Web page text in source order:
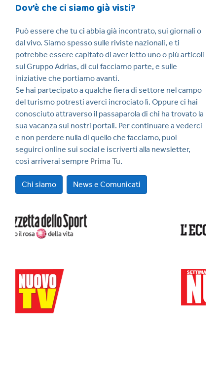
Dov’è che ci siamo già visti?
Può essere che tu ci abbia già incontrato, sui giornali o
dal vivo. Siamo spesso sulle riviste nazionali, e ti
potrebbe essere capitato di aver letto uno o più articoli
sul Gruppo Adrias, di cui facciamo parte, e sulle
iniziative che portiamo avanti.
Se hai partecipato a qualche fiera di settore nel campo
del turismo potresti averci incrociato lì. Oppure ci hai
conosciuto attraverso il passaparola di chi ha trovato la
sua vacanza sui nostri portali. Per continuare a vederci
e non perdere nulla di quello che facciamo, puoi
seguirci online sui social e iscriverti alla newsletter,
così arriverai sempre Prima Tu.
Chi siamo News e Comunicati